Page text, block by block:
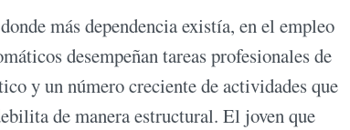
más dependencia existía, en el empleo
desempeñan tareas profesionales de
y un número creciente de actividades que
de manera estructural. El joven que